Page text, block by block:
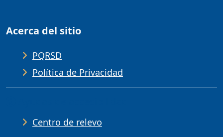
Acerca del sitio
PQRSD
Política de Privacidad
Centro de relevo